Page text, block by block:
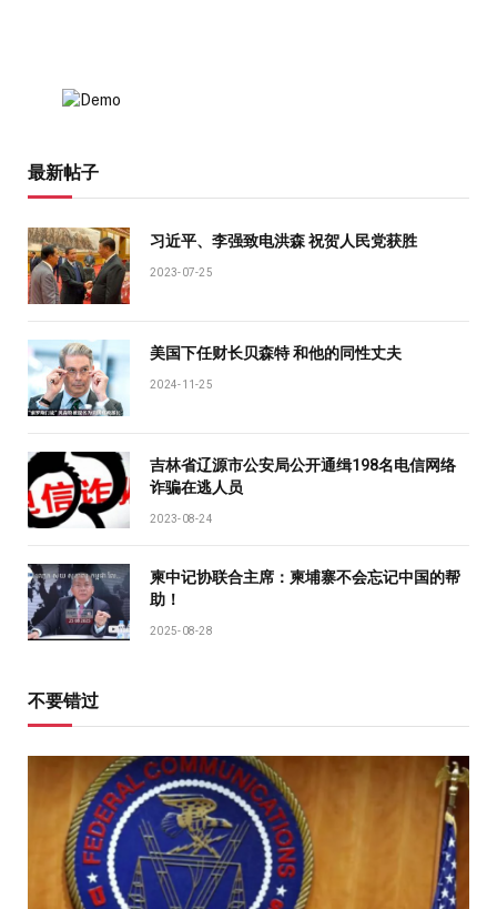
最新帖子
习近平、李强致电洪森 祝贺人民党获胜
2023-07-25
美国下任财长贝森特 和他的同性丈夫
2024-11-25
吉林省辽源市公安局公开通缉198名电信网络
诈骗在逃人员
2023-08-24
柬中记协联合主席：柬埔寨不会忘记中国的帮
助！
2025-08-28
不要错过